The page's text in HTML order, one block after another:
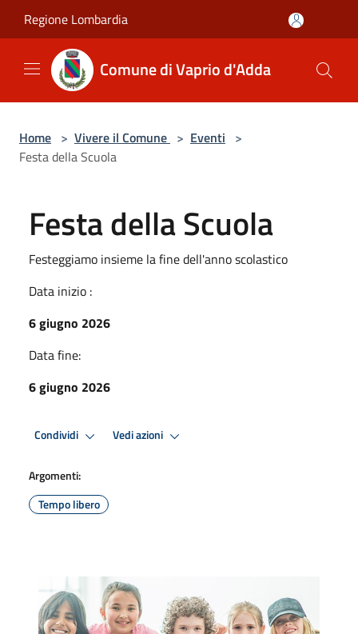
Regione Lombardia
Comune di Vaprio d'Adda
Home > Vivere il Comune > Eventi >
Festa della Scuola
Festa della Scuola
Festeggiamo insieme la fine dell'anno scolastico
Data inizio :
6 giugno 2026
Data fine:
6 giugno 2026
Condividi Vedi azioni
Argomenti:
Tempo libero